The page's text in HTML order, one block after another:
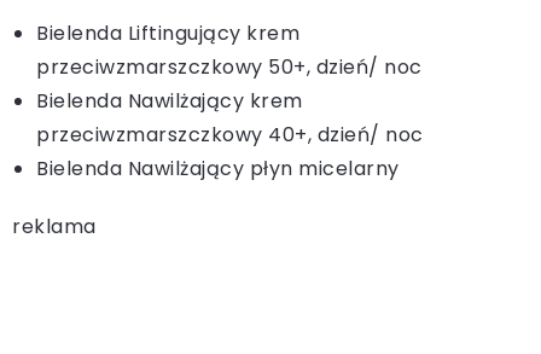
Bielenda Liftingujący krem
przeciwzmarszczkowy 50+, dzień/ noc
Bielenda Nawilżający krem
przeciwzmarszczkowy 40+, dzień/ noc
Bielenda Nawilżający płyn micelarny
reklama